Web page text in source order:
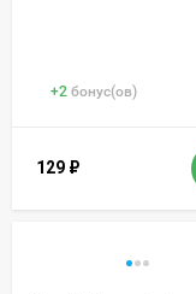
+2 бонус(ов)
129 ₽